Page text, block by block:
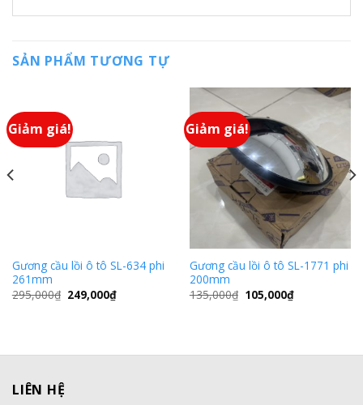
SẢN PHẨM TƯƠNG TỰ
Giảm giá!
Gương cầu lồi ô tô SL-634 phi
261mm
295,000₫ 249,000₫
Giảm giá!
Gương cầu lồi ô tô SL-1771 phi
200mm
135,000₫ 105,000₫
LIÊN HỆ